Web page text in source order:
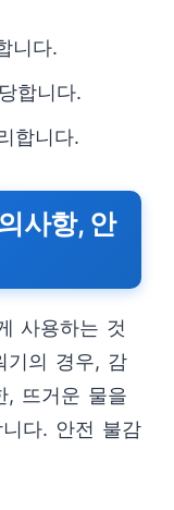
니다.
합니다.
합니다.
사항, 안
사용하는 것
기의 경우, 감
, 뜨거운 물을
다. 안전 불감